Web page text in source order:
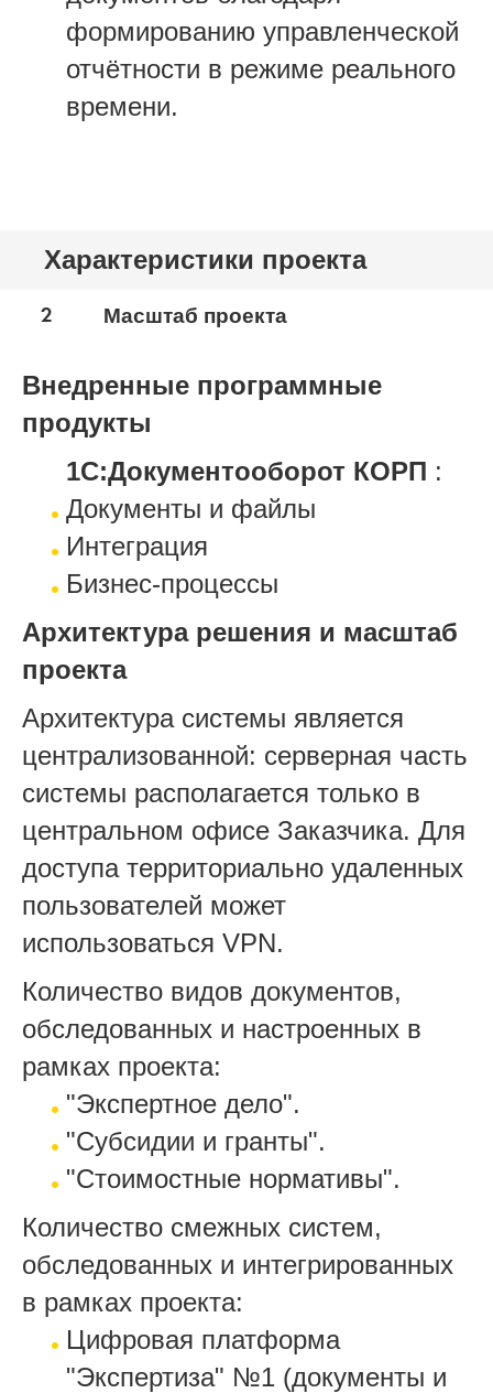
формированию управленческой
отчётности в режиме реального
времени.
Характеристики проекта
2 Масштаб проекта
Внедренные программные
продукты
1С:Документооборот КОРП :
Документы и файлы
Интеграция
Бизнес-процессы
Архитектура решения и масштаб
проекта
Архитектура системы является
централизованной: серверная часть
системы располагается только в
центральном офисе Заказчика. Для
доступа территориально удаленных
пользователей может
использоваться VPN.
Количество видов документов,
обследованных и настроенных в
рамках проекта:
"Экспертное дело".
"Субсидии и гранты".
"Стоимостные нормативы".
Количество смежных систем,
обследованных и интегрированных
в рамках проекта:
Цифровая платформа
"Экспертиза" №1 (документы и